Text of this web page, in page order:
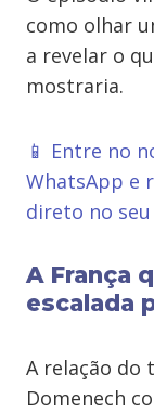
como olhar
a revelar o
mostraria.
📱 Entre no
WhatsApp e
direto no
A França
escalada
A relação do
Domenech